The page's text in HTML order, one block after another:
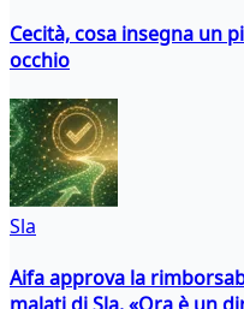
Cecità, cosa insegna un
occhio
Sla
Aifa approva la